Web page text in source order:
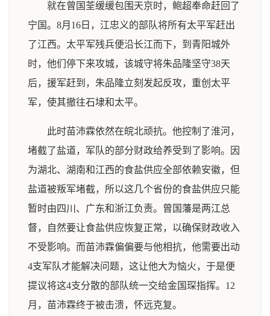
就在曾国荃缓缓包围天京时，鲍超奉命赶回了
宁国。8月16日，江忠义的部队将所有太平军赶出
了江西。太平军残兵便沿长江而下，到青阳城外
时，他们停下来攻城，该城守将朱品隆坚守38天
后，援军赶到，朱品隆立刻发起反攻，重创太平
军，使其撤往石埭和太平。
此时苗沛霖依然在皖北顽抗。他控制了淮河，
堵截了盐道，军队的部分财政给养受到了影响。因
为湖北、湖南和江西的食盐供应全部依赖安徽，但
盐道被叛军堵截，所以这几个省份的食盐供应只能
暂时由四川、广东和浙江负责。曾国藩是两江总
督，自然要让食盐供应恢复正常，以确保财政收入
不受影响。而苗沛霖偏偏要与他相抗，他需要出动
4支军队才能解决问题，这让他大为恼火，于是便
提议将这4支分散的部队统一交给金国琛指挥。12
月，苗沛霖终于被击溃，怀远克复。